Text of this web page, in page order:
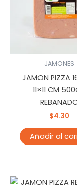
JAMONES
JAMON PIZZA
11×11 CM
$4.30
Añadir al